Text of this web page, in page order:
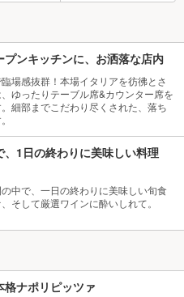
プンキッチンに、お洒落な店内
場感抜群！本場イタリアを彷彿とさ
ゆったりテーブル席&カウンター席を
細部までこだわり尽くされた、落ち
、1日の終わりに美味しい料理
中で、一日の終わりに美味しい旬食
そして厳選ワインに酔いしれて。
格ナポリピッツァ